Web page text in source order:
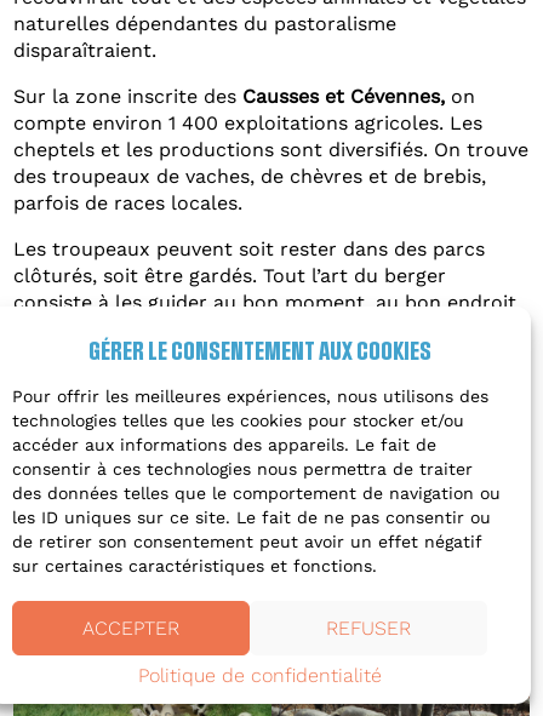
GÉRER LE CONSENTEMENT AUX COOKIES
Pour offrir les meilleures expériences, nous utilisons des
technologies telles que les cookies pour stocker et/ou
accéder aux informations des appareils. Le fait de
consentir à ces technologies nous permettra de traiter
des données telles que le comportement de navigation ou
les ID uniques sur ce site. Le fait de ne pas consentir ou
de retirer son consentement peut avoir un effet négatif
sur certaines caractéristiques et fonctions.
ACCEPTER REFUSER
Politique de confidentialité
naturelles dépendantes du pastoralisme
disparaîtraient.
Sur la zone inscrite des Causses et Cévennes, on
compte environ 1 400 exploitations agricoles. Les
cheptels et les productions sont diversifiés. On trouve
des troupeaux de vaches, de chèvres et de brebis,
parfois de races locales.
Les troupeaux peuvent soit rester dans des parcs
clôturés, soit être gardés. Tout l’art du berger
consiste à les guider au bon moment, au bon endroit
consommer de l’herbe, des feuilles, mais aussi des
fruits comme les glands ou les châtaignes !Certains
éleveurs transhument, notamment en été, pour
amener leur troupeau dans des parcours en altitude
où l’herbe est plus abondante.